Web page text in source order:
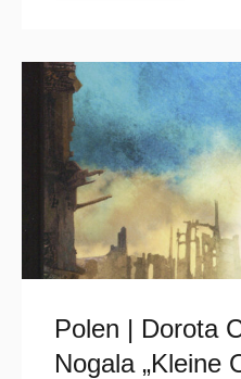
Polen | Dorota
Nogala „Kleine